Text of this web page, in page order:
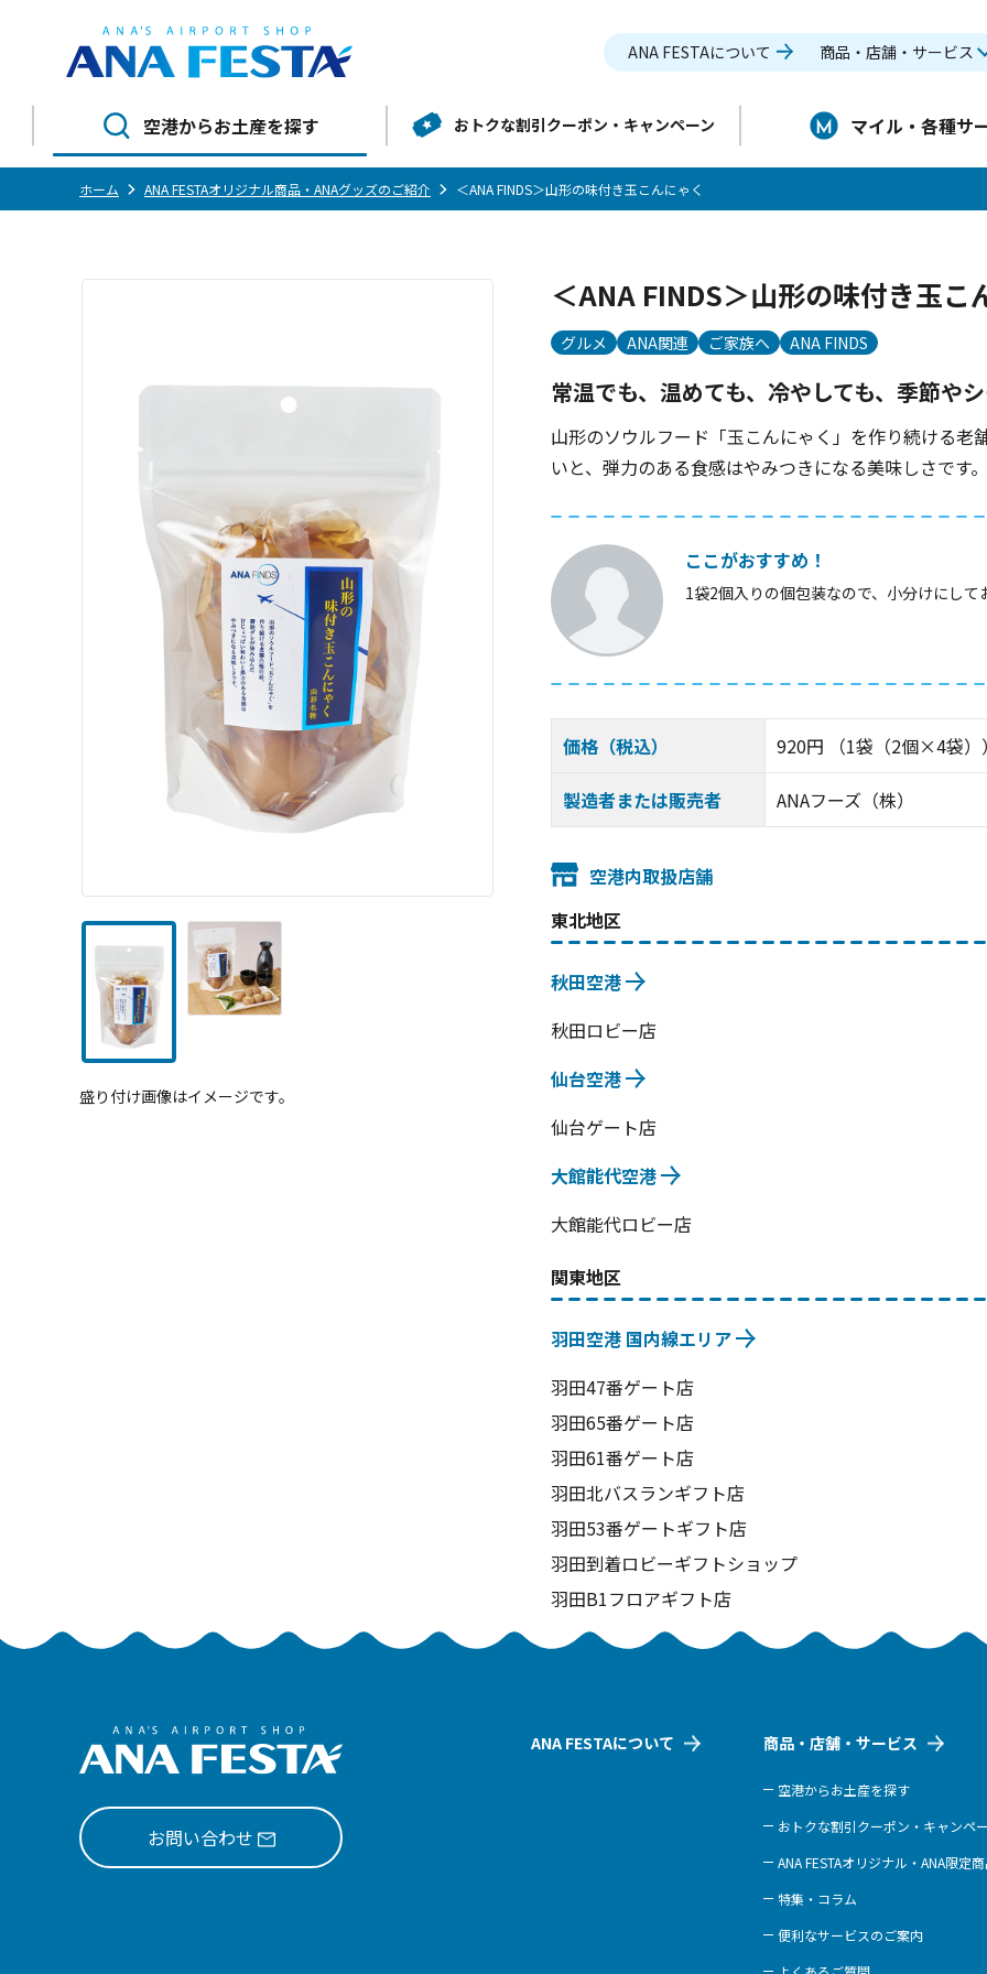
ANA FESTAについて 商品・店舗・サービス
空港からお土産を探す おトクな割引クーポン・キャンペーン マイル・各種サ
ホーム ANA FESTAオリジナル商品・ANAグッズのご紹介 ＜ANA FINDS＞山形の味付き玉こんにゃく
盛り付け画像はイメージです。
＜ANA FINDS＞山形の味付き玉こ
グルメ ANA関連 ご家族へ ANA FINDS
常温でも、温めても、冷やしても、季節や
山形のソウルフード「玉こんにゃく」を作り続ける
いと、弾力のある食感はやみつきになる美味しさです。
ここがおすすめ！
1袋2個入りの個包装なので、小分けにして
価格（税込） 920円 （1袋（2個×4袋））
製造者または販売者 ANAフーズ（株）
空港内取扱店舗
東北地区
秋田空港
秋田ロビー店
仙台空港
仙台ゲート店
大館能代空港
大館能代ロビー店
関東地区
羽田空港 国内線エリア
羽田47番ゲート店
羽田65番ゲート店
羽田61番ゲート店
羽田北バスランギフト店
羽田53番ゲートギフト店
羽田到着ロビーギフトショップ
羽田B1フロアギフト店
お問い合わせ
ANA FESTAについて 商品・店舗・サービス
空港からお土産を探す
おトクな割引クーポン・キャンペ
ANA FESTAオリジナル・ANA限定
特集・コラム
便利なサービスのご案内